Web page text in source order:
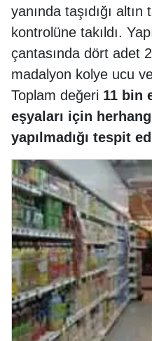
yanında taşıdığı
kontrolüne takıldı.
çantasında dört adet
madalyon kolye ucu
Toplam değeri 11 bin
eşyaları için
yapılmadığı tespit